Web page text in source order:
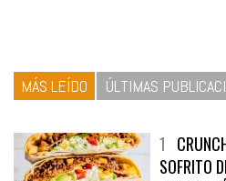
MÁS LEÍDO ÚLTIMAS
1
SOFRITO